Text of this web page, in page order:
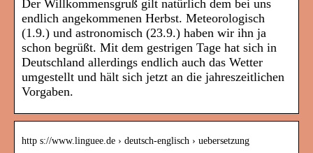
Der Willkommensgruß gilt natürlich dem bei uns
endlich angekommenen Herbst. Meteorologisch
(1.9.) und astronomisch (23.9.) haben wir ihn ja
schon begrüßt. Mit dem gestrigen Tage hat sich in
Deutschland allerdings endlich auch das Wetter
umgestellt und hält sich jetzt an die jahreszeitlichen
Vorgaben.
http s://www.linguee.de › deutsch-englisch › uebersetzung